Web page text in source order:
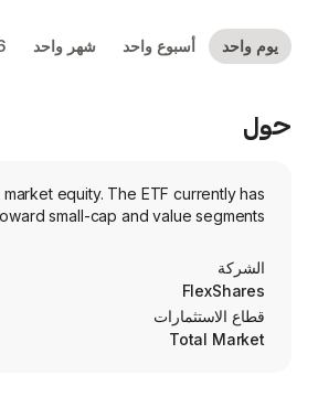
يوم واحد أسبوع واحد شهر واحد 6
حول
equity. The ETF currently has
small-cap and value segments.
الشركة
FlexShares
قطاع الاستثمارات
Total Market